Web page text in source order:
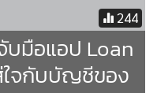
244
บมือแอป Loan
ใจกับบัญชีของ